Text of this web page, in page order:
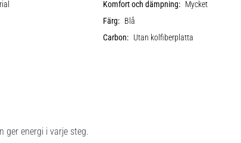
Komfort och dämpning: Mycket
Färg: Blå
Carbon: Utan kolfiberplatta
ger energi i varje steg.